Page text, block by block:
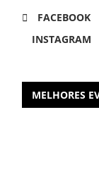
FACEBOOK
INSTAGRAM
MELHORES